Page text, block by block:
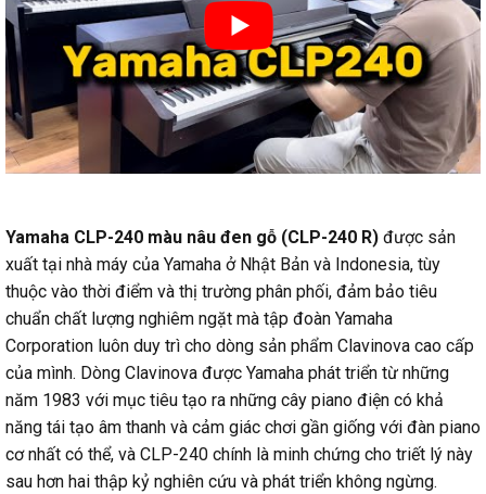
Yamaha CLP-240 màu nâu đen gỗ (CLP-240 R) được sản
xuất tại nhà máy của Yamaha ở Nhật Bản và Indonesia, tùy
thuộc vào thời điểm và thị trường phân phối, đảm bảo tiêu
chuẩn chất lượng nghiêm ngặt mà tập đoàn Yamaha
Corporation luôn duy trì cho dòng sản phẩm Clavinova cao cấp
của mình. Dòng Clavinova được Yamaha phát triển từ những
năm 1983 với mục tiêu tạo ra những cây piano điện có khả
năng tái tạo âm thanh và cảm giác chơi gần giống với đàn piano
cơ nhất có thể, và CLP-240 chính là minh chứng cho triết lý này
sau hơn hai thập kỷ nghiên cứu và phát triển không ngừng.